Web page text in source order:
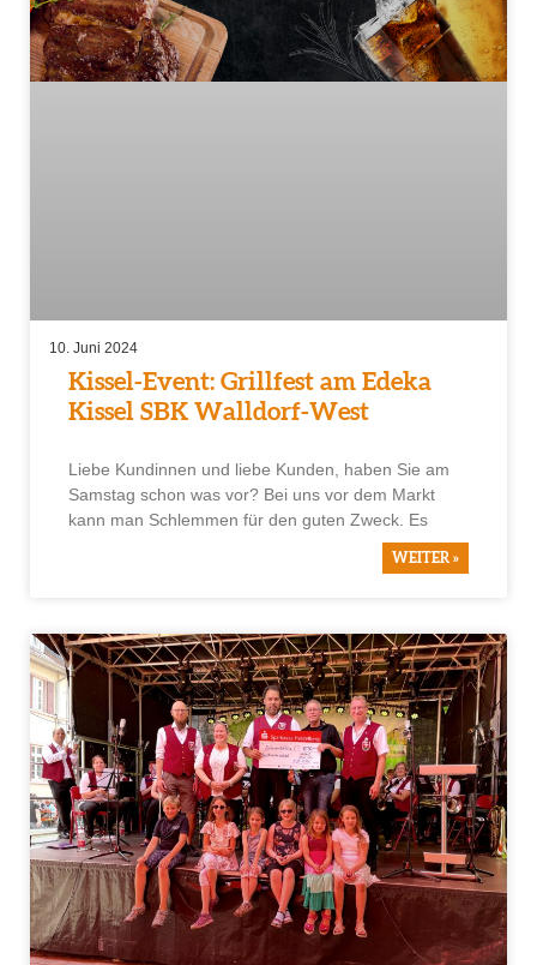
Kissel-Event: Grillfest am Edeka
Kissel SBK Walldorf-West
Liebe Kundinnen und liebe Kunden, haben Sie am
Samstag schon was vor? Bei uns vor dem Markt
kann man Schlemmen für den guten Zweck. Es
WEITER »
10. Juni 2024